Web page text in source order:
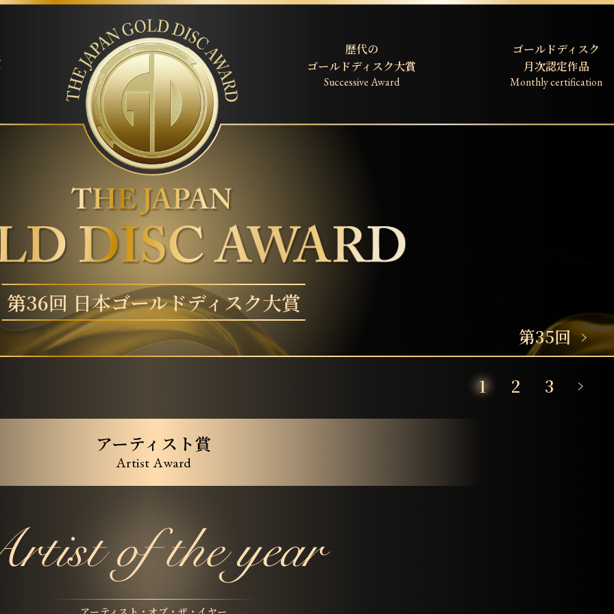
歴代の
ゴールドディスク大賞
Successive Award
ゴールドディスク
月次認定作品
Monthly certification
第36回 日本ゴールドディスク大賞
第35回
1 2 3
アーティスト賞
Artist Award